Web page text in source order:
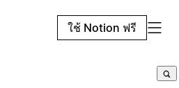
ใช้ Notion ฟรี